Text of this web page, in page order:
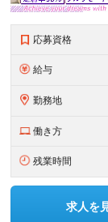
応募資格
給与
勤務地
働き方
残業時間
求人を